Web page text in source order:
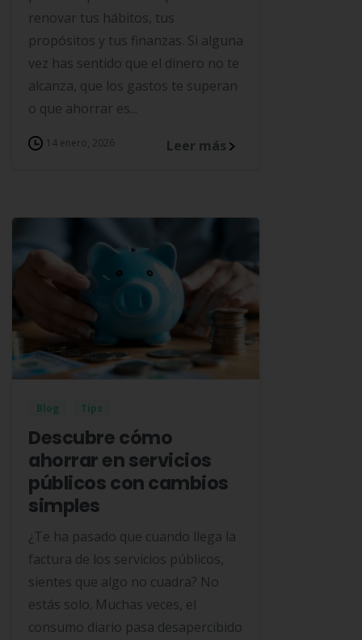
renovar tus hábitos, tus
propósitos y tus finanzas. Si alguna
vez has sentido que el dinero no te
alcanza, que los gastos te superan
o que ahorrar es...
14 enero, 2026 Leer más
Blog Tips
Descubre cómo
ahorrar en servicios
públicos con cambios
simples
¿Te ha pasado que cuando llega la
factura de los servicios públicos,
sientes que algo no cuadra? No
estás solo. Muchas veces, el
consumo diario pasa desapercibido